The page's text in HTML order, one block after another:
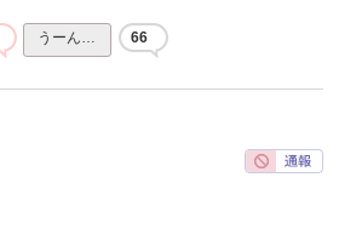
うーん… 66